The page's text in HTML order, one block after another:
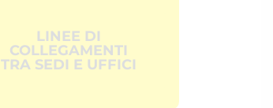
LINEE DI
COLLEGAMENTI
TRA SEDI E UFFICI